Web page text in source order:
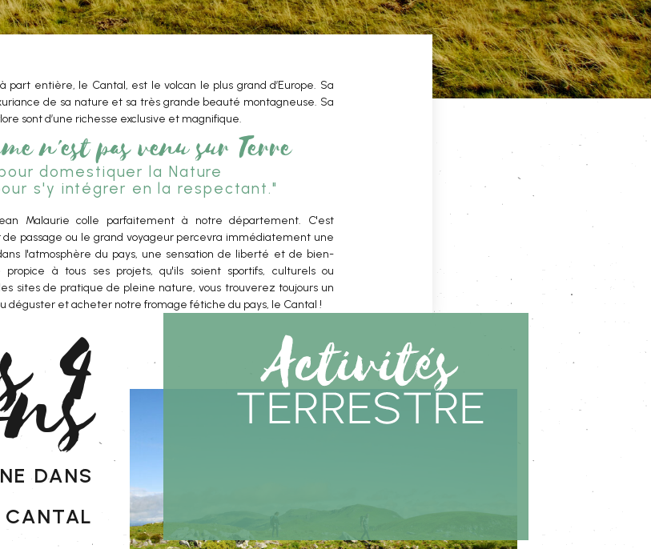
part entière, le Cantal, est le volcan le plus grand d’Europe. Sa
de sa nature et sa très grande beauté montagneuse. Sa
sont d’une richesse exclusive et magnifique.
n'est pas venu sur Terre
domestiquer la Nature
s'y intégrer en la respectant."
Malaurie colle parfaitement à notre département. C'est
de passage ou le grand voyageur percevra immédiatement une
l'atmosphère du pays, une sensation de liberté et de bien-
à tous ses projets, qu'ils soient sportifs, culturels ou
sites de pratique de pleine nature, vous trouverez toujours un
déguster et acheter notre fromage fétiche du pays, le Cantal !
4
dans
cantal